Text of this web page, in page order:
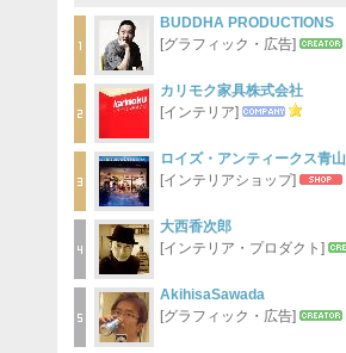
BUDDHA PRODUCTIONS
[グラフィック・広告]
カリモク家具株式会社
[インテリア]
ロイズ・アンティークス青山
[インテリアショップ]
大西香次郎
[インテリア・プロダクト]
AkihisaSawada
[グラフィック・広告]